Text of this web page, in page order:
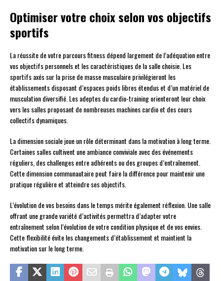
Optimiser votre choix selon vos objectifs
sportifs
La réussite de votre parcours fitness dépend largement de l’adéquation entre
vos objectifs personnels et les caractéristiques de la salle choisie. Les
sportifs axés sur la prise de masse musculaire privilégieront les
établissements disposant d’espaces poids libres étendus et d’un matériel de
musculation diversifié. Les adeptes du cardio-training orienteront leur choix
vers les salles proposant de nombreuses machines cardio et des cours
collectifs dynamiques.
La dimension sociale joue un rôle déterminant dans la motivation à long terme.
Certaines salles cultivent une ambiance conviviale avec des événements
réguliers, des challenges entre adhérents ou des groupes d’entraînement.
Cette dimension communautaire peut faire la différence pour maintenir une
pratique régulière et atteindre ses objectifs.
L’évolution de vos besoins dans le temps mérite également réflexion. Une salle
offrant une grande variété d’activités permettra d’adapter votre
entraînement selon l’évolution de votre condition physique et de vos envies.
Cette flexibilité évite les changements d’établissement et maintient la
motivation sur le long terme.